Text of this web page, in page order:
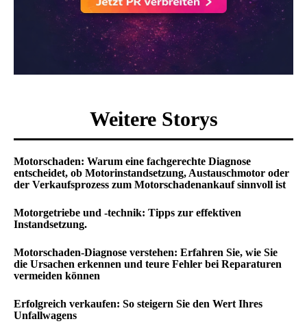
Weitere Storys
Motorschaden: Warum eine fachgerechte Diagnose
entscheidet, ob Motorinstandsetzung, Austauschmotor oder
der Verkaufsprozess zum Motorschadenankauf sinnvoll ist
Motorgetriebe und -technik: Tipps zur effektiven
Instandsetzung.
Motorschaden-Diagnose verstehen: Erfahren Sie, wie Sie
die Ursachen erkennen und teure Fehler bei Reparaturen
vermeiden können
Erfolgreich verkaufen: So steigern Sie den Wert Ihres
Unfallwagens